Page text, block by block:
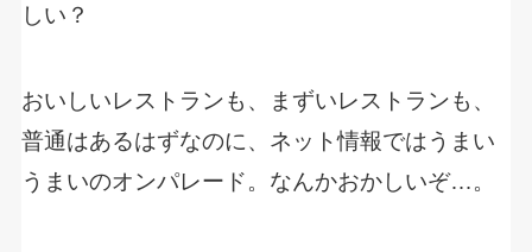
しい？
おいしいレストランも、まずいレストランも、
普通はあるはずなのに、ネット情報ではうまい
うまいのオンパレード。なんかおかしいぞ…。